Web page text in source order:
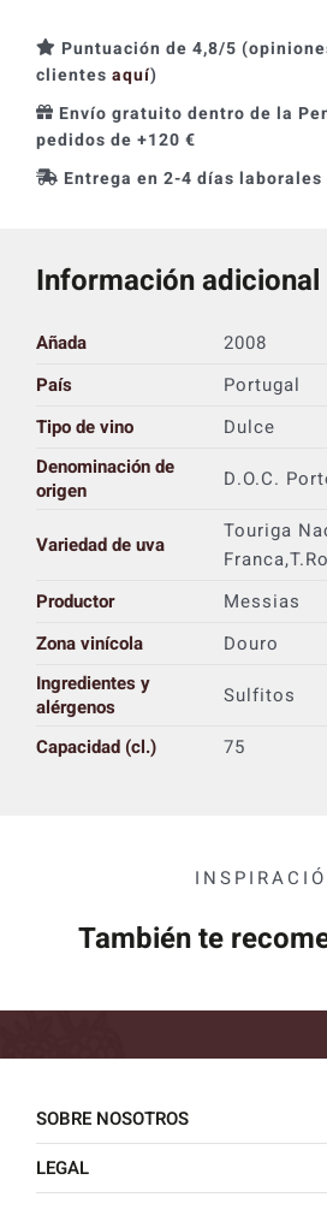
Puntuación de 4,8/5
clientes aquí)
Envío gratuito dentro de la
pedidos de +120 €
Entrega en 2-4 días laborales
Información adicional
Añada
2008
País
Portugal
Tipo de vino
Dulce
Denominación de
origen
D.O.C.
Variedad de uva
Touriga
Productor
Messias
Zona vinícola
Douro
Ingredientes y
alérgenos
Sulfitos
Capacidad (cl.)
75
También te
SOBRE NOSOTROS
LEGAL